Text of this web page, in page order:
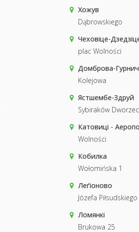
Хожув
Dąbrowskiego
Чеховіце-
plac Wolności
Домброва-
Kolejowa
Ястшембе-Здруй
Sybiraków
Катовиці -
Wolności
Кобилка
Wołomińska 1
Леґіоново
Józefa Piłsudskiego
Ломянкі
Brukowa 25